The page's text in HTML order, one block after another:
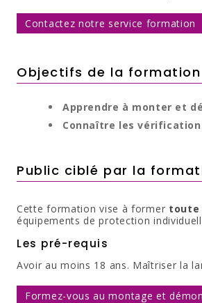
Contactez notre service formation
Objectifs de la
Apprendre à monter et
Connaître les
Public ciblé par la
Cette formation vise à former toute
équipements de protection
Les pré-requis
Avoir au moins 18 ans. Maîtriser la
Formez-vous au montage et